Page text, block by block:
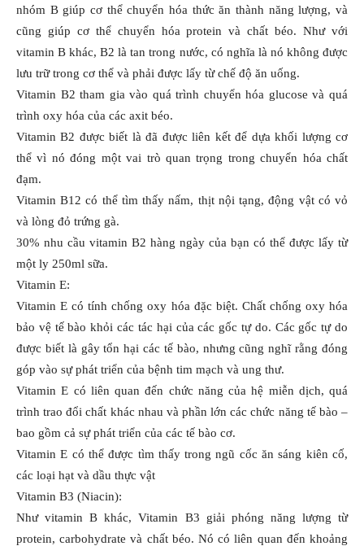
nhóm B giúp cơ thể chuyển hóa thức ăn thành năng lượng, và
cũng giúp cơ thể chuyển hóa protein và chất béo. Như với
vitamin B khác, B2 là tan trong nước, có nghĩa là nó không được
lưu trữ trong cơ thể và phải được lấy từ chế độ ăn uống.
Vitamin B2 tham gia vào quá trình chuyển hóa glucose và quá
trình oxy hóa của các axit béo.
Vitamin B2 được biết là đã được liên kết để dựa khối lượng cơ
thể vì nó đóng một vai trò quan trọng trong chuyển hóa chất
đạm.
Vitamin B12 có thể tìm thấy nấm, thịt nội tạng, động vật có vỏ
và lòng đỏ trứng gà.
30% nhu cầu vitamin B2 hàng ngày của bạn có thể được lấy từ
một ly 250ml sữa.
Vitamin E:
Vitamin E có tính chống oxy hóa đặc biệt. Chất chống oxy hóa
bảo vệ tế bào khỏi các tác hại của các gốc tự do. Các gốc tự do
được biết là gây tổn hại các tế bào, nhưng cũng nghĩ rằng đóng
góp vào sự phát triển của bệnh tim mạch và ung thư.
Vitamin E có liên quan đến chức năng của hệ miễn dịch, quá
trình trao đổi chất khác nhau và phần lớn các chức năng tế bào –
bao gồm cả sự phát triển của các tế bào cơ.
Vitamin E có thể được tìm thấy trong ngũ cốc ăn sáng kiên cố,
các loại hạt và dầu thực vật
Vitamin B3 (Niacin):
Như vitamin B khác, Vitamin B3 giải phóng năng lượng từ
protein, carbohydrate và chất béo. Nó có liên quan đến khoảng